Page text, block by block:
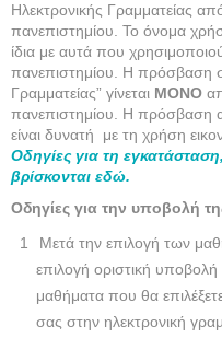
Ηλεκτρονικής Γραμματείας
πανεπιστημίου. Το όνομα
ίδια με αυτά που
πανεπιστημίου. H πρόσβαση
Γραμματείας” γίνεται ΜΟΝΟ
πανεπιστημίου. Η πρόσβαση
είναι δυνατή με τη χρήση
Οδηγίες για τη
βρίσκονται εδώ.
Οδηγίες για την υποβολή
Μετά την επιλογή των
επιλογή οριστική
μαθήματα που θα
σας στην ηλεκτρονική